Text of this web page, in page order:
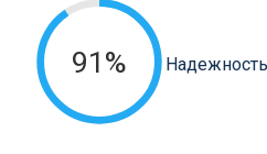
91% Надежность